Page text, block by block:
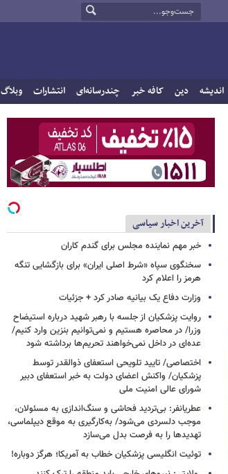
اندیشه دین کافه خبر چندرسانه‌ای انتشارات وبلاگ
آخرین اخبار سیاسی
خبر مهم نماینده مجلس برای گندم کاران
سخنگوی سپاه «شرط اصلی ایران» برای بازگشایی تنگه
هرمز را اعلام کرد
وزارت دفاع یک بیانیه صادر کرد + جزئیات
روایت پزشکیان از جلسه با رهبر شهید درباره استیضاح
وزرا/ در محاصره هستیم و نمی‌توانیم بنزین وارد کنیم/
عده‌ای در داخل نمی‌خواهند تحریم‌ها برداشته شود
اختصاصی/ تایید تلویحی استعفای ذوالقدر توسط
پزشکیان/ واکنش اعضای دولت به خبر استعفای دبیر
شورای عالی امنیت ملی
عطریانفر: بی‌تردید فحاشی و سنگ‌اندازی به مسئولان،
موجب دلسردی می‌شود/ به‌کارگیری به موقع دیپلماسی،
تهدیدها را به فرصت بدل می‌سازد
توئیت انگلیسی پزشکیان خطاب به آمریکا؛ هرگز دوباره!